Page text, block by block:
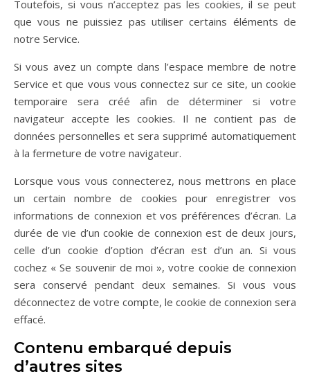
Toutefois, si vous n’acceptez pas les cookies, il se peut
que vous ne puissiez pas utiliser certains éléments de
notre Service.
Si vous avez un compte dans l’espace membre de notre
Service et que vous vous connectez sur ce site, un cookie
temporaire sera créé afin de déterminer si votre
navigateur accepte les cookies. Il ne contient pas de
données personnelles et sera supprimé automatiquement
à la fermeture de votre navigateur.
Lorsque vous vous connecterez, nous mettrons en place
un certain nombre de cookies pour enregistrer vos
informations de connexion et vos préférences d’écran. La
durée de vie d’un cookie de connexion est de deux jours,
celle d’un cookie d’option d’écran est d’un an. Si vous
cochez « Se souvenir de moi », votre cookie de connexion
sera conservé pendant deux semaines. Si vous vous
déconnectez de votre compte, le cookie de connexion sera
effacé.
Contenu embarqué depuis
d’autres sites